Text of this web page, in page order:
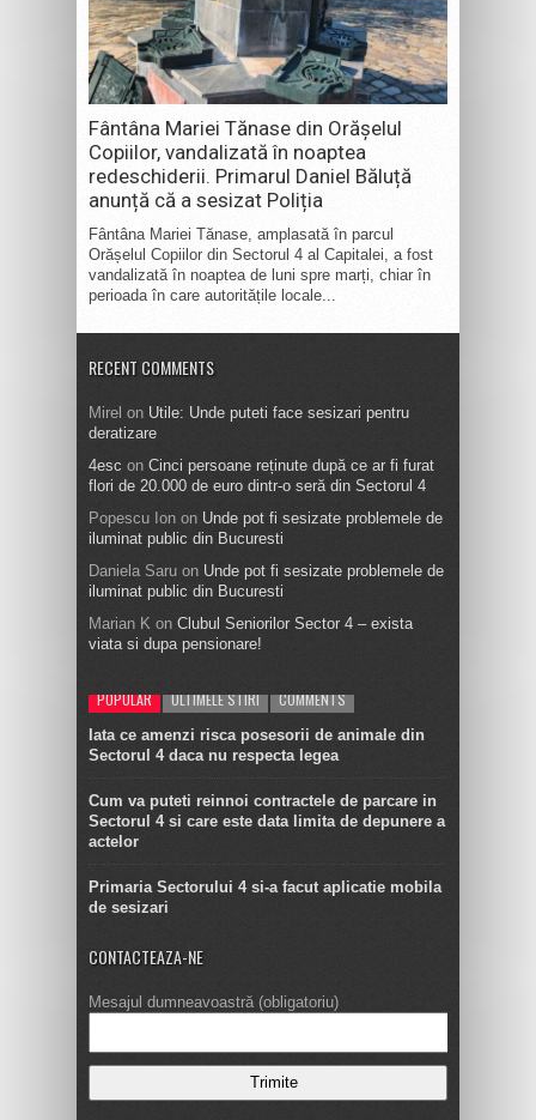
Fântâna Mariei Tănase din Orășelul
Copiilor, vandalizată în noaptea
redeschiderii. Primarul Daniel Băluță
anunță că a sesizat Poliția
Fântâna Mariei Tănase, amplasată în parcul
Orășelul Copiilor din Sectorul 4 al Capitalei, a fost
vandalizată în noaptea de luni spre marți, chiar în
perioada în care autoritățile locale...
RECENT COMMENTS
Mirel on Utile: Unde puteti face sesizari pentru
deratizare
4esc on Cinci persoane reținute după ce ar fi furat
flori de 20.000 de euro dintr-o seră din Sectorul 4
Popescu Ion on Unde pot fi sesizate problemele de
iluminat public din Bucuresti
Daniela Saru on Unde pot fi sesizate problemele de
iluminat public din Bucuresti
Marian K on Clubul Seniorilor Sector 4 – exista
viata si dupa pensionare!
POPULAR ULTIMELE STIRI COMMENTS
Iata ce amenzi risca posesorii de animale din
Sectorul 4 daca nu respecta legea
Cum va puteti reinnoi contractele de parcare in
Sectorul 4 si care este data limita de depunere a
actelor
Primaria Sectorului 4 si-a facut aplicatie mobila
de sesizari
CONTACTEAZA-NE
Mesajul dumneavoastră (obligatoriu)